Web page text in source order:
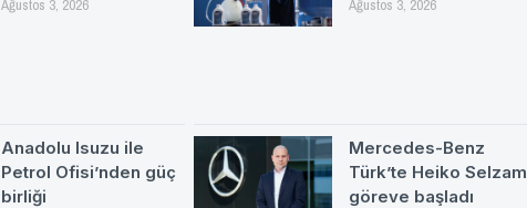
Ağustos 3, 2026 Ağustos 3, 2026
Anadolu Isuzu ile
Petrol Ofisi’nden güç
birliği
Mercedes-Benz
Türk’te Heiko Selzam
göreve başladı